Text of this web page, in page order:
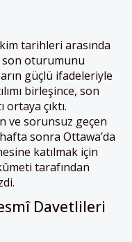
tarihleri arasında
son oturumunu
güçlü ifadeleriyle
birleşince, son
çıktı.
ve sorunsuz geçen
sonra Ottawa’da
katılmak için
tarafından
Davetlileri